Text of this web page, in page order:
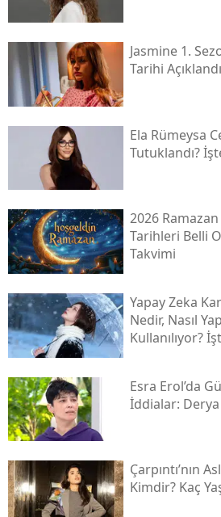
Jasmine 1.
Tarihi Açıklandı
Ela Rümeysa
Tutuklandı?
2026 Ramazan
Tarihleri Belli
Takvimi
Yapay Zeka
Nedir, Nasıl
Kullanılıyor?
Esra Erol’da
İddialar:
Çarpıntı’nın
Kimdir? Kaç